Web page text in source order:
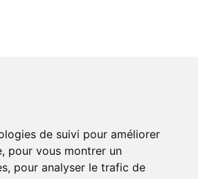
de suivi pour améliorer
pour vous montrer un
pour analyser le trafic de